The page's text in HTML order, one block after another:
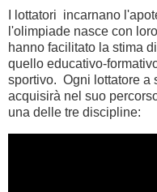
I lottatori incarnano
l'olimpiade nasce con
hanno facilitato la stima
quello educativo-
sportivo. Ogni lottatore a
acquisirà nel suo
una delle tre discipline: